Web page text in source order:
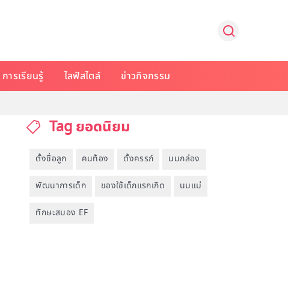
การเรียนรู้ ไลฟ์สไตล์ ข่าวกิจกรรม
Tag ยอดนิยม
ตั้งชื่อลูก คนท้อง ตั้งครรภ์ นมกล่อง
พัฒนาการเด็ก ของใช้เด็กแรกเกิด นมแม่
ทักษะสมอง EF